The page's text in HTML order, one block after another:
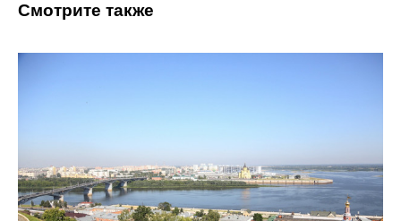
Смотрите также